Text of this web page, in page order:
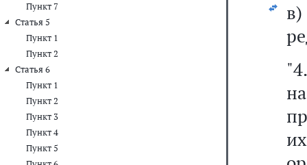
Пункт 7
Статья 5
Пункт 1
Пункт 2
Статья 6
Пункт 1
Пункт 2
Пункт 3
Пункт 4
Пункт 5